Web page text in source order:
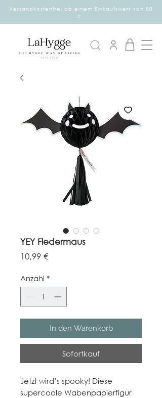
Versandkostenfrei ab einem Einkaufswert von 80
€.
YEY Fledermaus
10,99 €Preis
Anzahl *
In den Warenkorb
Sofortkauf
Jetzt wird’s spooky! Diese
supercoole Wabenpapierfigur